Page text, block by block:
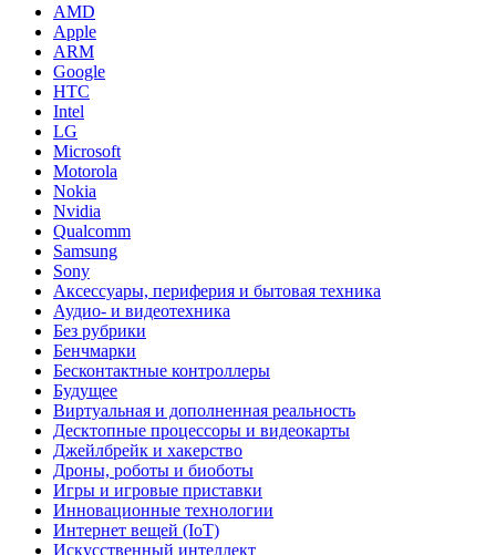
AMD
Apple
ARM
Google
HTC
Intel
LG
Microsoft
Motorola
Nokia
Nvidia
Qualcomm
Samsung
Sony
Аксессуары, периферия и бытовая техника
Аудио- и видеотехника
Без рубрики
Бенчмарки
Бесконтактные контроллеры
Будущее
Виртуальная и дополненная реальность
Десктопные процессоры и видеокарты
Джейлбрейк и хакерство
Дроны, роботы и биоботы
Игры и игровые приставки
Инновационные технологии
Интернет вещей (IoT)
Искусственный интеллект